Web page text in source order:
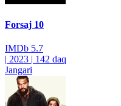
Forsaj 10
IMDb 5.7
| 2023 | 142 daq
Jangari